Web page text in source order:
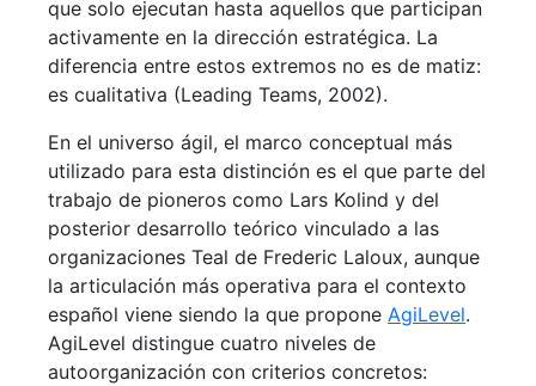
que solo ejecutan hasta aquellos que participan
activamente en la dirección estratégica. La
diferencia entre estos extremos no es de matiz:
es cualitativa (Leading Teams, 2002).
En el universo ágil, el marco conceptual más
utilizado para esta distinción es el que parte del
trabajo de pioneros como Lars Kolind y del
posterior desarrollo teórico vinculado a las
organizaciones Teal de Frederic Laloux, aunque
la articulación más operativa para el contexto
español viene siendo la que propone AgiLevel.
AgiLevel distingue cuatro niveles de
autoorganización con criterios concretos: